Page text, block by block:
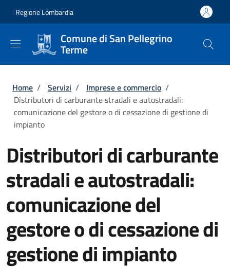
Regione Lombardia
Comune di San Pellegrino
Terme
Briciole di pane
Home / Servizi / Imprese e commercio /
Distributori di carburante stradali e autostradali:
comunicazione del gestore o di cessazione di gestione di
impianto
Distributori di carburante
stradali e autostradali:
comunicazione del
gestore o di cessazione di
gestione di impianto